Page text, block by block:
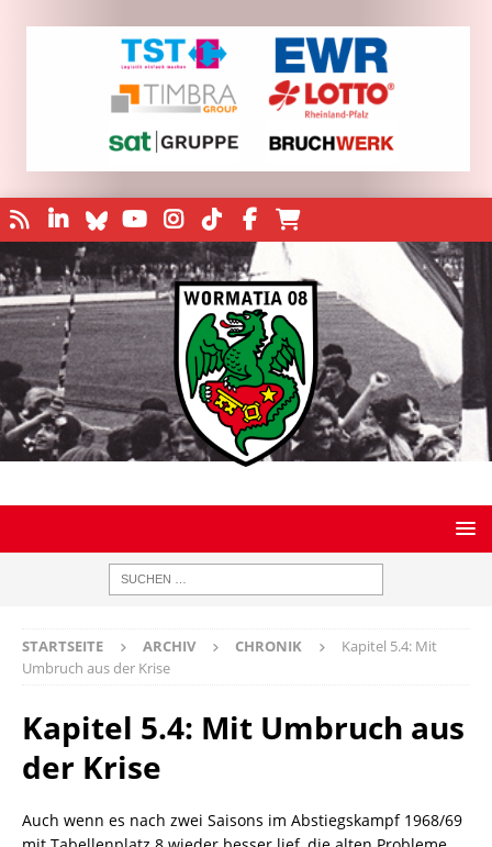
STARTSEITE ARCHIV CHRONIK
Kapitel 5.4: Mit
Umbruch aus der Krise
Kapitel 5.4: Mit Umbruch aus
der Krise
Auch wenn es nach zwei Saisons im Abstiegskampf 1968/69